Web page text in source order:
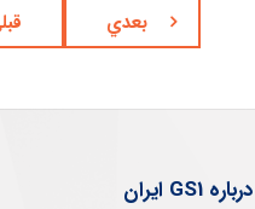
بعدي
درباره GS1 ایران